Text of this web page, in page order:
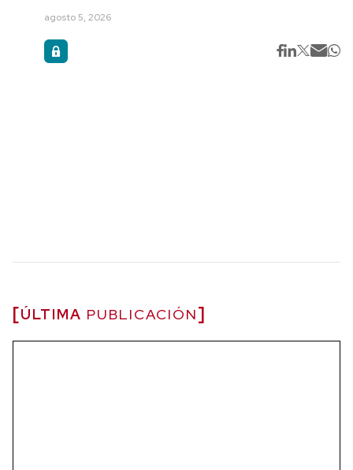
agosto 5, 2026
ÚLTIMA PUBLICACIÓN